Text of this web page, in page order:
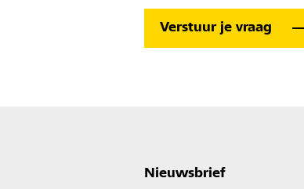
Nieuwsbrief